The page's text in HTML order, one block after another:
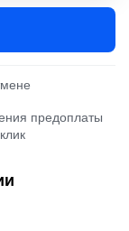
предоплаты